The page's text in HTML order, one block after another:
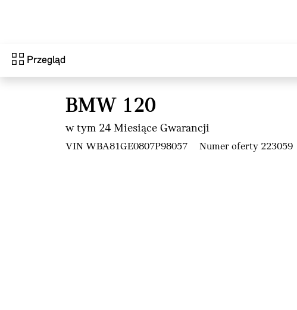
Przegląd
BMW 120
w tym 24 Miesiące Gwarancji
VIN WBA81GE0807P98057 Numer oferty 223059